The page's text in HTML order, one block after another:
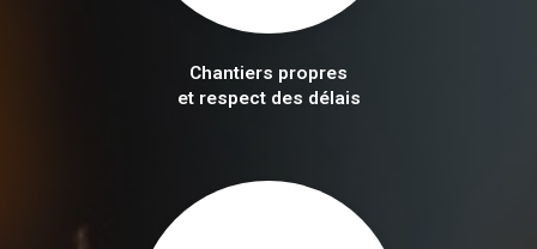
Chantiers propres
et respect des délais